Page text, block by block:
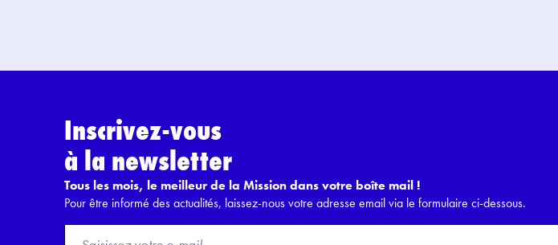
Inscrivez-vous
à la newsletter
Tous les mois, le meilleur de la Mission dans votre boîte mail !
Pour être informé des actualités, laissez-nous votre adresse email via le formulaire ci-dessous.